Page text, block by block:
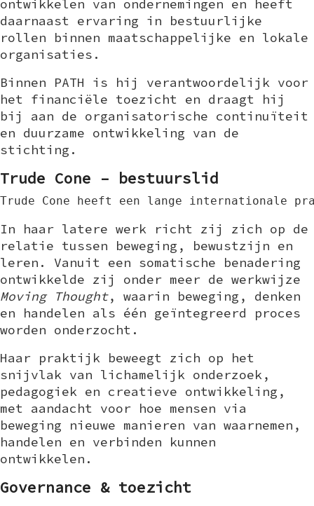
ontwikkelen van ondernemingen en heeft
daarnaast ervaring in bestuurlijke
rollen binnen maatschappelijke en lokale
organisaties.
Binnen PATH is hij verantwoordelijk voor
het financiële toezicht en draagt hij
bij aan de organisatorische continuïteit
en duurzame ontwikkeling van de
stichting.
Trude Cone – bestuurslid
Trude Cone heeft een lange internationale
In haar latere werk richt zij zich op de
relatie tussen beweging, bewustzijn en
leren. Vanuit een somatische benadering
ontwikkelde zij onder meer de werkwijze
Moving Thought, waarin beweging, denken
en handelen als één geïntegreerd proces
worden onderzocht.
Haar praktijk beweegt zich op het
snijvlak van lichamelijk onderzoek,
pedagogiek en creatieve ontwikkeling,
met aandacht voor hoe mensen via
beweging nieuwe manieren van waarnemen,
handelen en verbinden kunnen
ontwikkelen.
Governance & toezicht